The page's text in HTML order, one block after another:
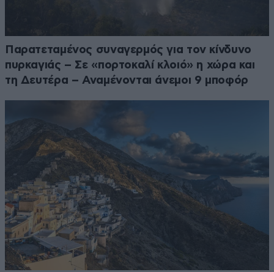
Παρατεταμένος συναγερμός για τον κίνδυνο
πυρκαγιάς – Σε «πορτοκαλί κλοιό» η χώρα και
τη Δευτέρα – Αναμένονται άνεμοι 9 μποφόρ